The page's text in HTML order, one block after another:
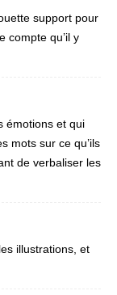
support pour
compte qu’il y
émotions et qui
mots sur ce qu’ils
de verbaliser les
illustrations, et